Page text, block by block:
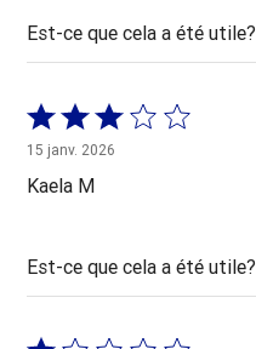
Est-ce que cela a été utile?
Coté
3 sur
5
15 janv. 2026
Kaela M
Est-ce que cela a été utile?